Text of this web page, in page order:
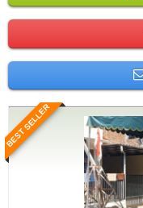
BEST SELLER